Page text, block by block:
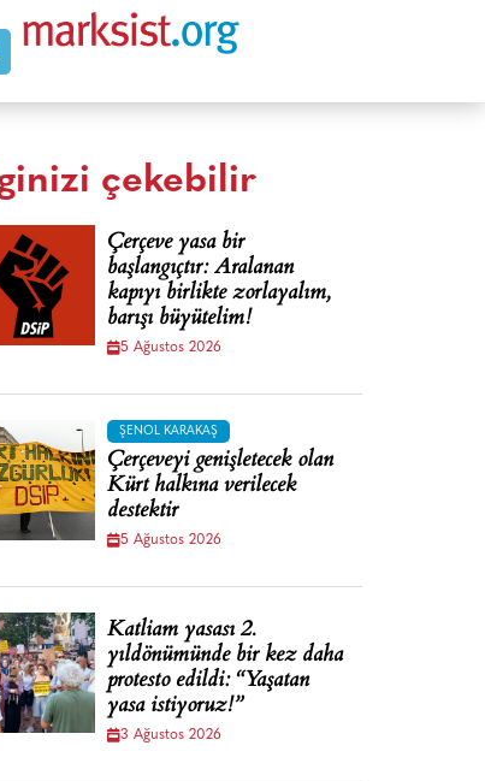
çekebilir
Çerçeve yasa bir
başlangıçtır: Aralanan
kapıyı birlikte zorlayalım,
barışı büyütelim!
5 Ağustos 2026
ŞENOL KARAKAŞ
Çerçeveyi genişletecek olan
Kürt halkına verilecek
destektir
5 Ağustos 2026
Katliam yasası 2.
yıldönümünde bir kez daha
protesto edildi: “Yaşatan
yasa istiyoruz!”
3 Ağustos 2026